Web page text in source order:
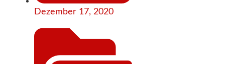
Dezember 17, 2020